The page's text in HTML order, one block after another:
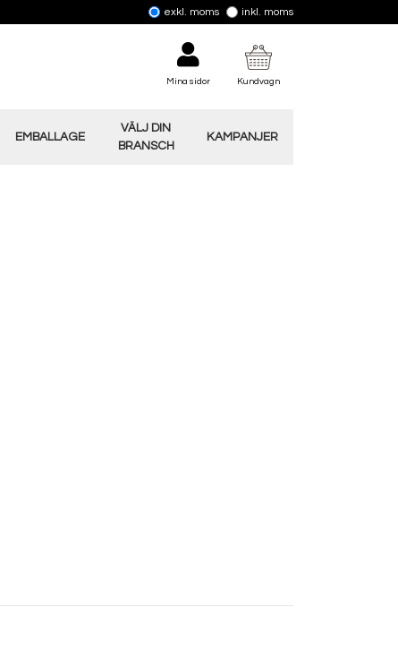
exkl. moms inkl. moms
Mina sidor Kundvagn
EMBALLAGE
VÄLJ DIN
BRANSCH
KAMPANJER